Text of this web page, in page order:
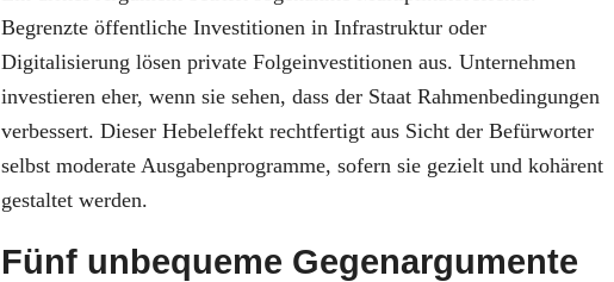
Begrenzte öffentliche Investitionen in Infrastruktur oder
Digitalisierung lösen private Folgeinvestitionen aus. Unternehmen
investieren eher, wenn sie sehen, dass der Staat Rahmenbedingungen
verbessert. Dieser Hebeleffekt rechtfertigt aus Sicht der Befürworter
selbst moderate Ausgabenprogramme, sofern sie gezielt und kohärent
gestaltet werden.
Fünf unbequeme Gegenargumente